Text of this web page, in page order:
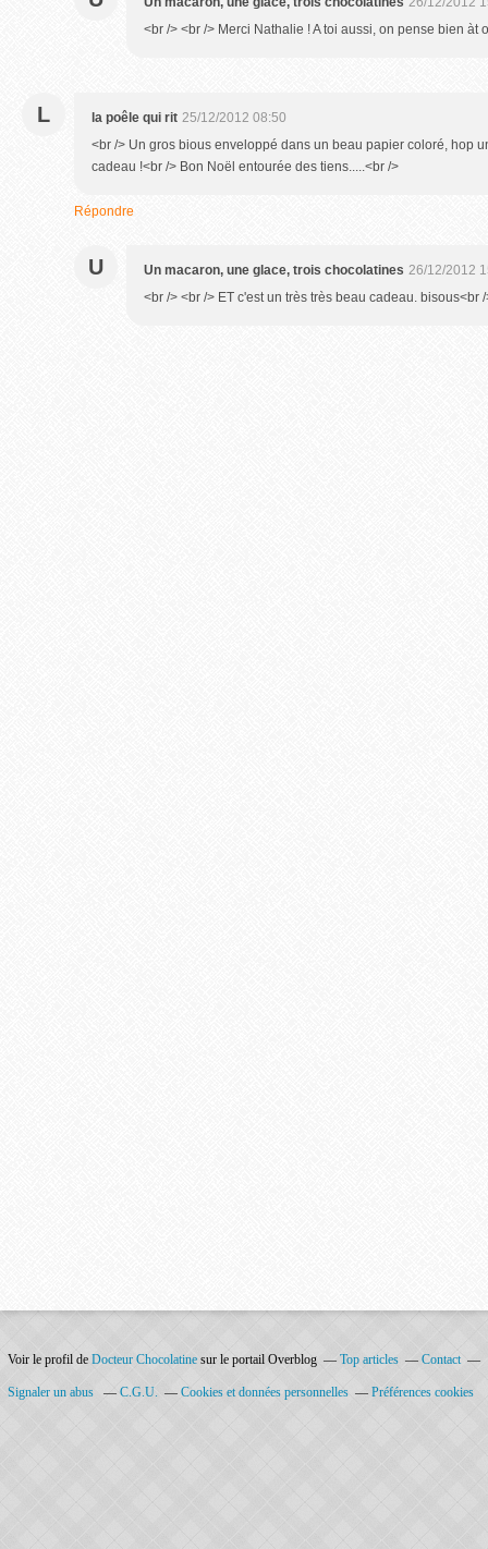
<br /> <br /> Merci Nathalie ! A toi aussi, on pense bien àt
L la poêle qui rit 25/12/2012 08:50
<br /> Un gros bious enveloppé dans un beau papier coloré, hop
cadeau !<br /> Bon Noël entourée des tiens.....<br />
Répondre
U Un macaron, une glace, trois chocolatines 26/12/2012
<br /> <br /> ET c'est un très très beau cadeau. bisous<br
Voir le profil de Docteur Chocolatine sur le portail Overblog Top articles Contact
Signaler un abus C.G.U. Cookies et données personnelles Préférences cookies